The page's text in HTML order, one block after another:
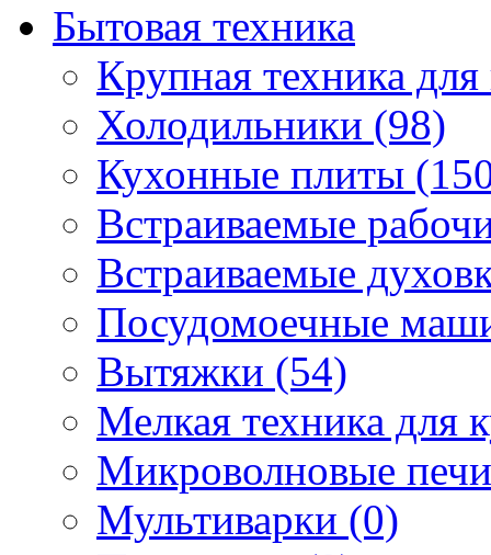
Бытовая техника
Крупная техника
Холодильники (98)
Кухонные плиты
Встраиваемые
Встраиваемые
Посудомоечные
Вытяжки (54)
Мелкая техника для
Микроволновые
Мультиварки (0)